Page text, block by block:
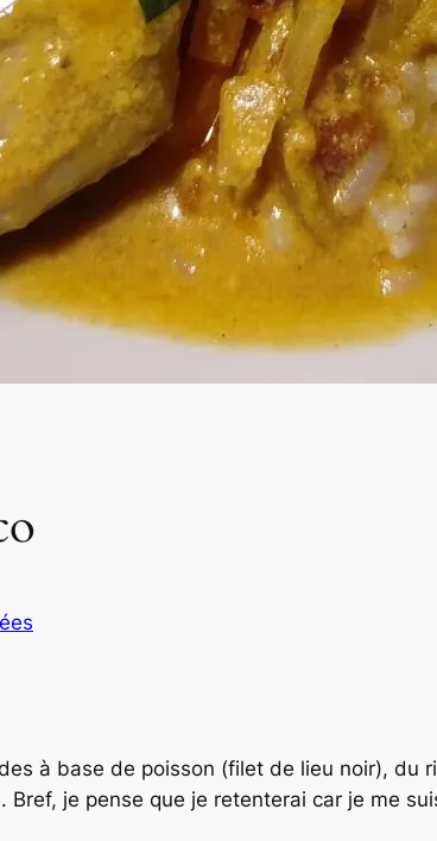
à base de poisson (filet de lieu noir), du
je pense que je retenterai car je me